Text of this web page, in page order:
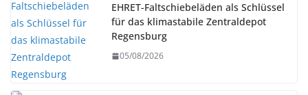
EHRET-Faltschiebeläden als Schlüssel
für das klimastabile Zentraldepot
Regensburg
05/08/2026